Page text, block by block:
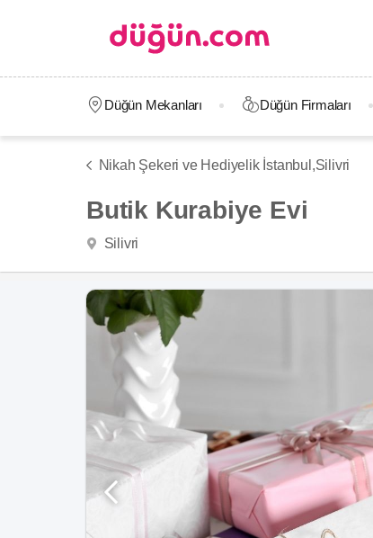
Düğün Mekanları Düğün Firmaları
Nikah Şekeri ve Hediyelik İstanbul,Silivri
Butik Kurabiye Evi
Silivri